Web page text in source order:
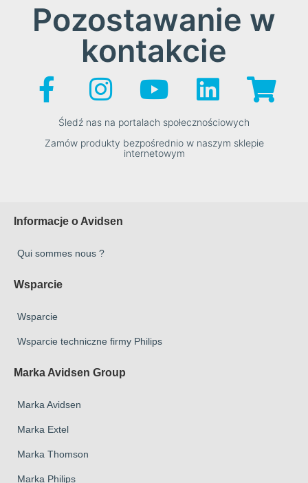
Pozostawanie w
kontakcie
Śledź nas na portalach społecznościowych
Zamów produkty bezpośrednio w naszym sklepie
internetowym
Informacje o Avidsen
Qui sommes nous ?
Wsparcie
Wsparcie
Wsparcie techniczne firmy Philips
Marka Avidsen Group
Marka Avidsen
Marka Extel
Marka Thomson
Marka Philips